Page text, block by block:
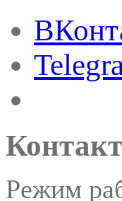
Режим